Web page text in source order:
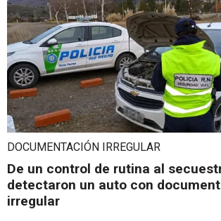
DOCUMENTACIÓN IRREGULAR
De un control de rutina al
detectaron un auto con
irregular